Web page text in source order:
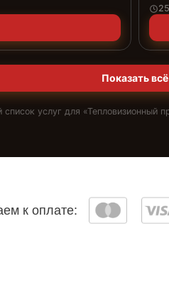
Показать всё
список услуг для «Тепловизионный
к оплате: